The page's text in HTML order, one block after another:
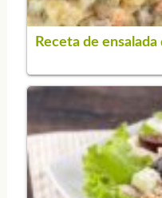
Receta de